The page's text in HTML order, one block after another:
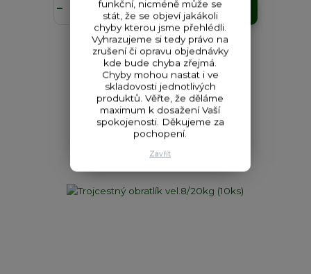
Přidat do košíku
funkční, nicméně může se
stát, že se objeví jakákoli
chyby kterou jsme přehlédli.
Vyhrazujeme si tedy právo na
zrušení či opravu objednávky
kde bude chyba zřejmá.
Chyby mohou nastat i ve
skladovosti jednotlivých
produktů. Věřte, že děláme
maximum k dosažení Vaší
spokojenosti. Děkujeme za
pochopení.
Zavřít